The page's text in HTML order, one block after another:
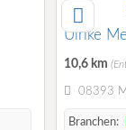
Ulrike
10,6 km
08393
Branchen: